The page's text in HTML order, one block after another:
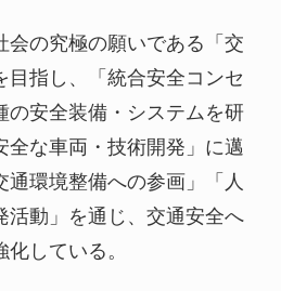
会の究極の願いである「交
目指し、「統合安全コンセ
の安全装備・システムを研
全な車両・技術開発」に邁
環境整備への参画」「人
活動」を通じ、交通安全へ
している。